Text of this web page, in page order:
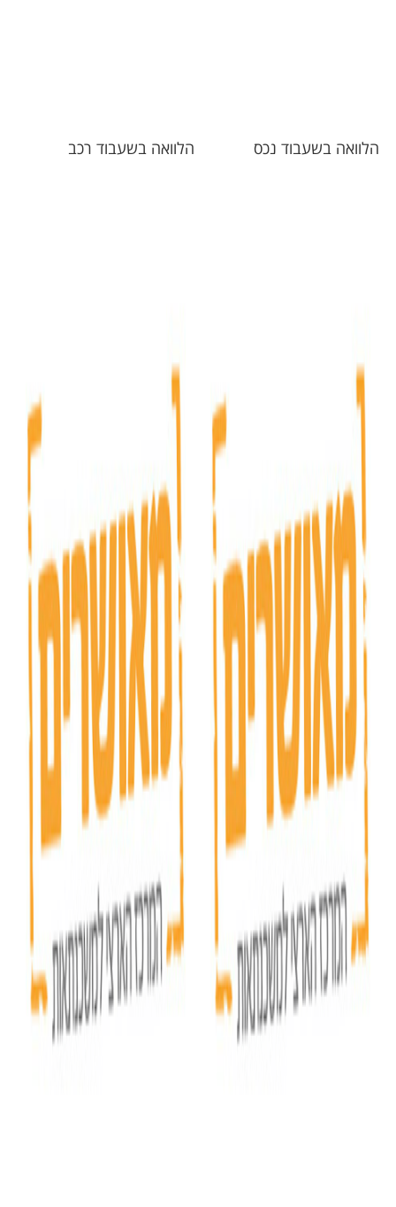
הלוואה בשעבוד נכס הלוואה בשעבוד רכב